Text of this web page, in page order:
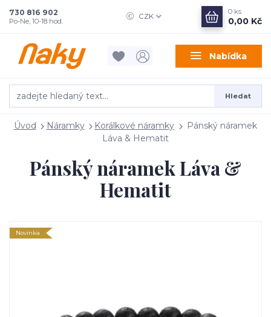
Nabídka
CZK
Hledat
730 816 902
Po-Ne, 10-18 hod.
0 ks
0,00 Kč
Úvod Náramky Korálkové náramky
Pánský náramek
Láva & Hematit
Pánský náramek Láva &
Hematit
Novinka